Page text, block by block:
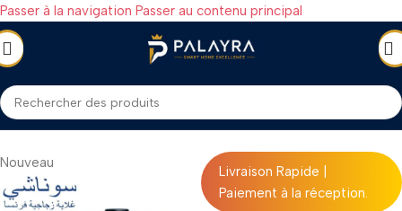
Passer à la navigation Passer au contenu principal
Accueil/ÉLECTROMÉNAGER/Petit électroménager/Bouilloire
Nouveau
Livraison Rapide |
Paiement à la réception.